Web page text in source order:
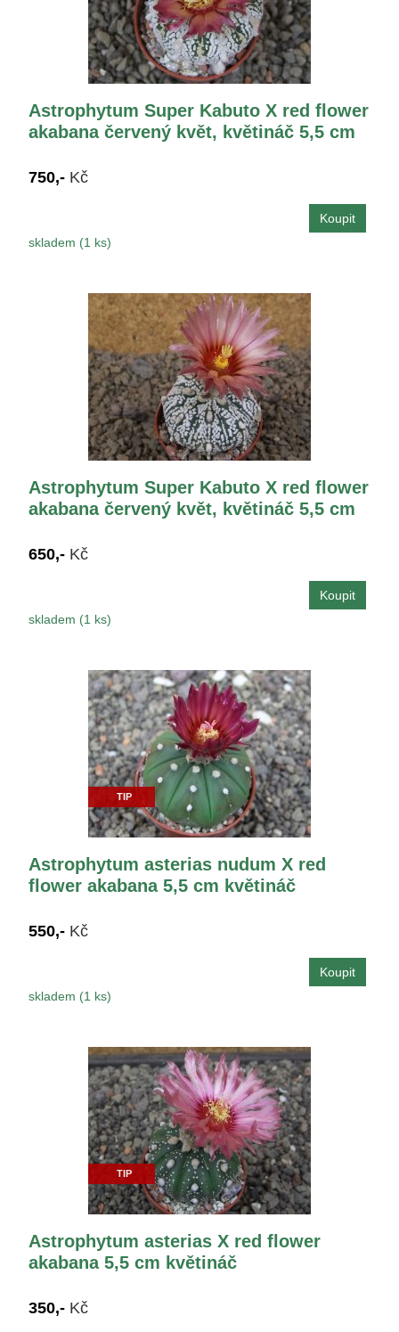
Astrophytum Super Kabuto X red flower
akabana červený květ, květináč 5,5 cm
750,- Kč
skladem (1 ks)
Astrophytum Super Kabuto X red flower
akabana červený květ, květináč 5,5 cm
650,- Kč
skladem (1 ks)
TIP
Astrophytum asterias nudum X red
flower akabana 5,5 cm květináč
550,- Kč
skladem (1 ks)
TIP
Astrophytum asterias X red flower
akabana 5,5 cm květináč
350,- Kč